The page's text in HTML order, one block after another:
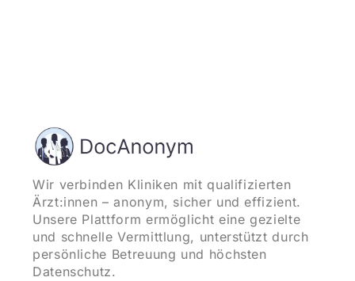
Wir verbinden Kliniken mit qualifizierten
Ärzt:innen – anonym, sicher und effizient.
Unsere Plattform ermöglicht eine gezielte
und schnelle Vermittlung, unterstützt durch
persönliche Betreuung und höchsten
Datenschutz.